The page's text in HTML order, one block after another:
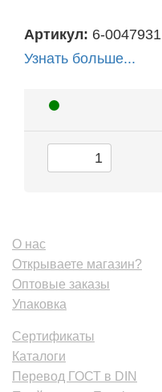
Артикул: 6-0047931
Узнать больше...
О нас
Открываете магазин?
Оптовые заказы
Упаковка
Сертификаты
Каталоги
Перевод ГОСТ в DIN